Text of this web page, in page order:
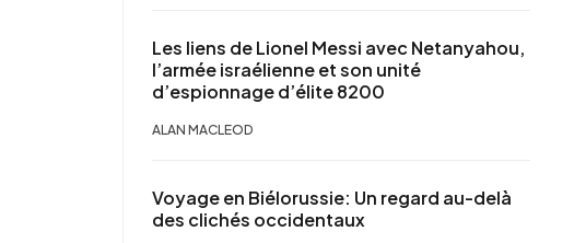
Les liens de Lionel Messi avec Netanyahou,
l’armée israélienne et son unité
d’espionnage d’élite 8200
ALAN MACLEOD
Voyage en Biélorussie: Un regard au-delà
des clichés occidentaux